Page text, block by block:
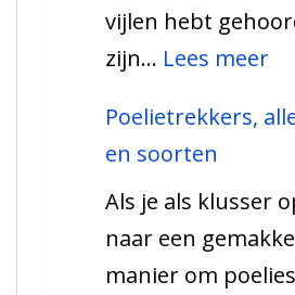
vijlen hebt
zijn… Lees meer:
er
en
Poelietrekkers,
en soorten
Als je als klusser
naar een
manier om